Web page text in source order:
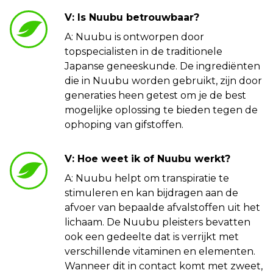
V: Is Nuubu betrouwbaar?
A: Nuubu is ontworpen door
topspecialisten in de traditionele
Japanse geneeskunde. De ingrediënten
die in Nuubu worden gebruikt, zijn door
generaties heen getest om je de best
mogelijke oplossing te bieden tegen de
ophoping van gifstoffen.
V: Hoe weet ik of Nuubu werkt?
A: Nuubu helpt om transpiratie te
stimuleren en kan bijdragen aan de
afvoer van bepaalde afvalstoffen uit het
lichaam. De Nuubu pleisters bevatten
ook een gedeelte dat is verrijkt met
verschillende vitaminen en elementen.
Wanneer dit in contact komt met zweet,